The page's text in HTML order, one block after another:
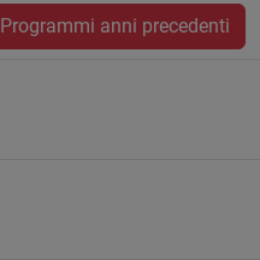
Programmi anni precedenti